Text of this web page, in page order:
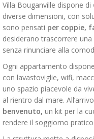
Villa Bouganville dispone di
diverse dimensioni, con
sono pensati per coppie,
desiderano trascorrere una
senza rinunciare alla
Ogni appartamento
con lavastoviglie, wifi,
uno spazio piacevole da
al rientro dal mare.
benvenuto, un kit per la
rendere il soggiorno